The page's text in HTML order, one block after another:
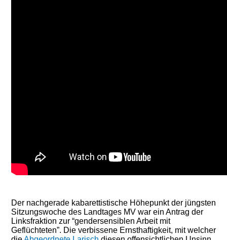
Der nachgerade kabarettistische Höhepunkt der jüngsten
Sitzungswoche des Landtages MV war ein Antrag der
Linksfraktion zur “gendersensiblen Arbeit mit
Geflüchteten”. Die verbissene Ernsthaftigkeit, mit welcher